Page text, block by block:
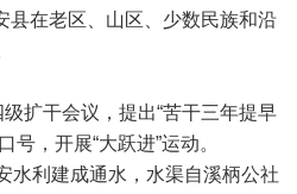
在老区、山区、少数民族和沿
干会议，提出“苦干三年提早
号，开展“大跃进”运动。
利建成通水，水渠自溪柄公社